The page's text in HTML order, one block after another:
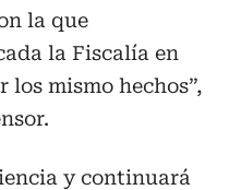
la que
la Fiscalía en
mismo hechos”,
y continuará